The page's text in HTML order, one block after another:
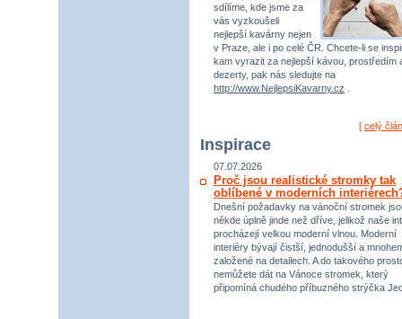
sdílíme, kde jsme za
vás vyzkoušeli
nejlepší kavárny nejen
v Praze, ale i po celé ČR. Chcete-li se
kam vyrazit za nejlepší kávou, prostředím
dezerty, pak nás sledujte na
http://www.NejlepsiKavarny.cz
[ celý
Inspirace
07.07.2026
Proč jsou realistické stromky tak
oblíbené v moderních
Dnešní požadavky na vánoční stromek
někde úplně jinde než dříve, jelikož naše
procházejí velkou moderní vlnou. Moderní
interiéry bývají čistší, jednodušší a
založené na detailech. A do takového
nemůžete dát na Vánoce stromek, který
připomíná chudého příbuzného strýčka